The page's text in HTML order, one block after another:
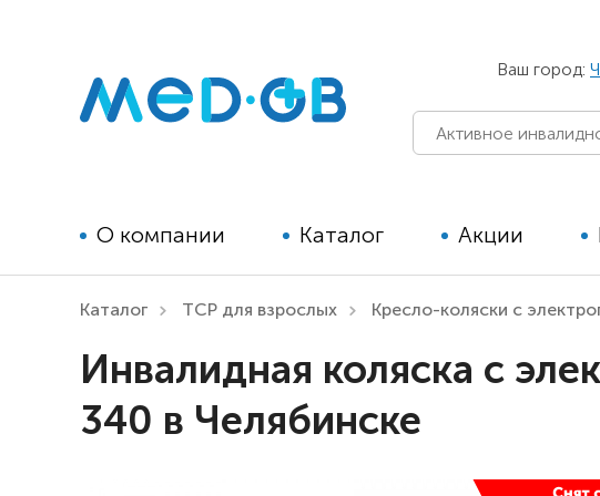
Ваш город:
О компании Каталог
реабилитации для детей
Технические средства
Акции
Каталог ТСР для взрослых Кресло-коляски с
Инвалидная коляска с
340 в Челябинске